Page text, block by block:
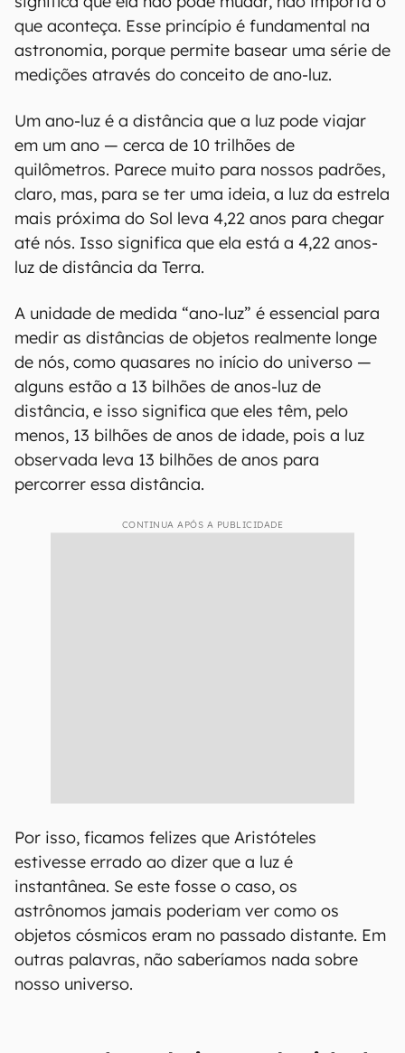
que aconteça. Esse princípio é fundamental na
astronomia, porque permite basear uma série de
medições através do conceito de ano-luz.
Um ano-luz é a distância que a luz pode viajar
em um ano — cerca de 10 trilhões de
quilômetros. Parece muito para nossos padrões,
claro, mas, para se ter uma ideia, a luz da estrela
mais próxima do Sol leva 4,22 anos para chegar
até nós. Isso significa que ela está a 4,22 anos-
luz de distância da Terra.
A unidade de medida “ano-luz” é essencial para
medir as distâncias de objetos realmente longe
de nós, como quasares no início do universo —
alguns estão a 13 bilhões de anos-luz de
distância, e isso significa que eles têm, pelo
menos, 13 bilhões de anos de idade, pois a luz
observada leva 13 bilhões de anos para
percorrer essa distância.
CONTINUA APÓS A PUBLICIDADE
Por isso, ficamos felizes que Aristóteles
estivesse errado ao dizer que a luz é
instantânea. Se este fosse o caso, os
astrônomos jamais poderiam ver como os
objetos cósmicos eram no passado distante. Em
outras palavras, não saberíamos nada sobre
nosso universo.